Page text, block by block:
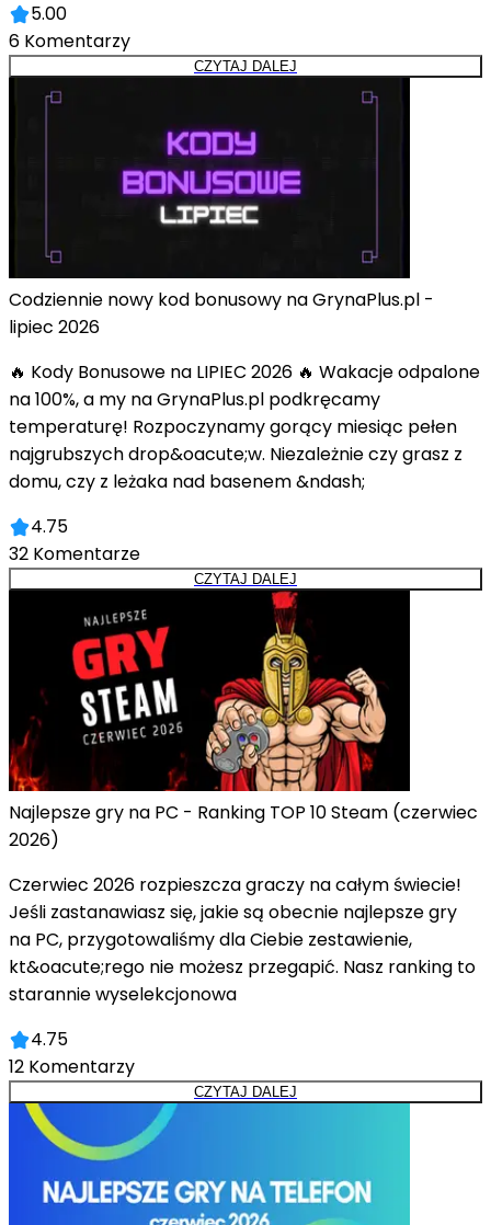
5.00
6 Komentarzy
CZYTAJ DALEJ
Codziennie nowy kod bonusowy na GrynaPlus.pl -
lipiec 2026
🔥 Kody Bonusowe na LIPIEC 2026 🔥 Wakacje odpalone
na 100%, a my na GrynaPlus.pl podkręcamy
temperaturę! Rozpoczynamy gorący miesiąc pełen
najgrubszych drop&oacute;w. Niezależnie czy grasz z
domu, czy z leżaka nad basenem &ndash;
4.75
32 Komentarze
CZYTAJ DALEJ
Najlepsze gry na PC - Ranking TOP 10 Steam (czerwiec
2026)
Czerwiec 2026 rozpieszcza graczy na całym świecie!
Jeśli zastanawiasz się, jakie są obecnie najlepsze gry
na PC, przygotowaliśmy dla Ciebie zestawienie,
kt&oacute;rego nie możesz przegapić. Nasz ranking to
starannie wyselekcjonowa
4.75
12 Komentarzy
CZYTAJ DALEJ